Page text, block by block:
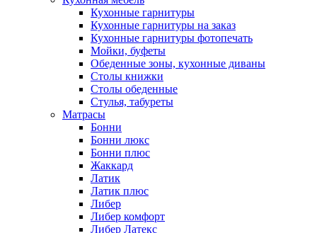
Кухонные гарнитуры
Кухонные гарнитуры на заказ
Кухонные гарнитуры фотопечать
Мойки, буфеты
Обеденные зоны, кухонные диваны
Столы книжки
Столы обеденные
Стулья, табуреты
Матрасы
Бонни
Бонни люкс
Бонни плюс
Жаккард
Латик
Латик плюс
Либер
Либер комфорт
Либер Латекс